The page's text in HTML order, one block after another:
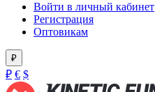
Войти в личный кабинет
Регистрация
Оптовикам
₽
₽ € $